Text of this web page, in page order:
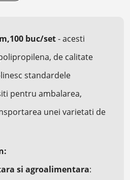
buc/set- acesti
de calitate
standardele
pentru ambalarea,
unei varietati de
si agroalimentara: